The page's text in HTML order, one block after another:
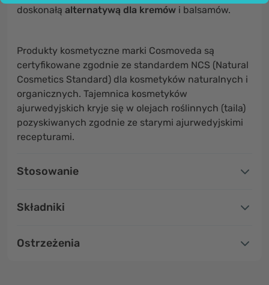
doskonałą alternatywą dla kremów i balsamów.
Produkty kosmetyczne marki Cosmoveda są
certyfikowane zgodnie ze standardem NCS (Natural
Cosmetics Standard) dla kosmetyków naturalnych i
organicznych. Tajemnica kosmetyków
ajurwedyjskich kryje się w olejach roślinnych (taila)
pozyskiwanych zgodnie ze starymi ajurwedyjskimi
recepturami.
Stosowanie
Składniki
Ostrzeżenia